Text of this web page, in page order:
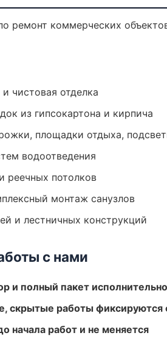
ремонт коммерческих
чистовая отделка
из гипсокартона и кирпича
площадки отдыха,
водоотведения
реечных потолков
монтаж санузлов
и лестничных конструкций
с нами
и полный пакет
скрытые работы фиксируются
начала работ и не меняется